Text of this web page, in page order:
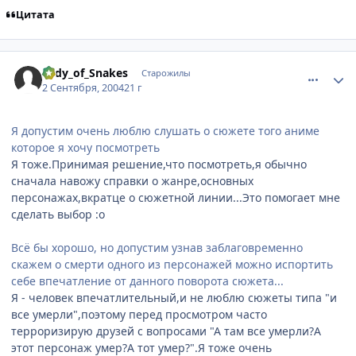
Цитата
Lady_of_Snakes Старожилы
2 Сентября, 200421 г
Я допустим очень люблю слушать о сюжете того аниме
которое я хочу посмотреть
Я тоже.Принимая решение,что посмотреть,я обычно
сначала навожу справки о жанре,основных
персонажах,вкратце о сюжетной линии...Это помогает мне
сделать выбор :o
Всё бы хорошо, но допустим узнав заблаговременно
скажем о смерти одного из персонажей можно испортить
себе впечатление от данного поворота сюжета...
Я - человек впечатлительный,и не люблю сюжеты типа "и
все умерли",поэтому перед просмотром часто
терроризирую друзей с вопросами "А там все умерли?А
этот персонаж умер?А тот умер?".Я тоже очень